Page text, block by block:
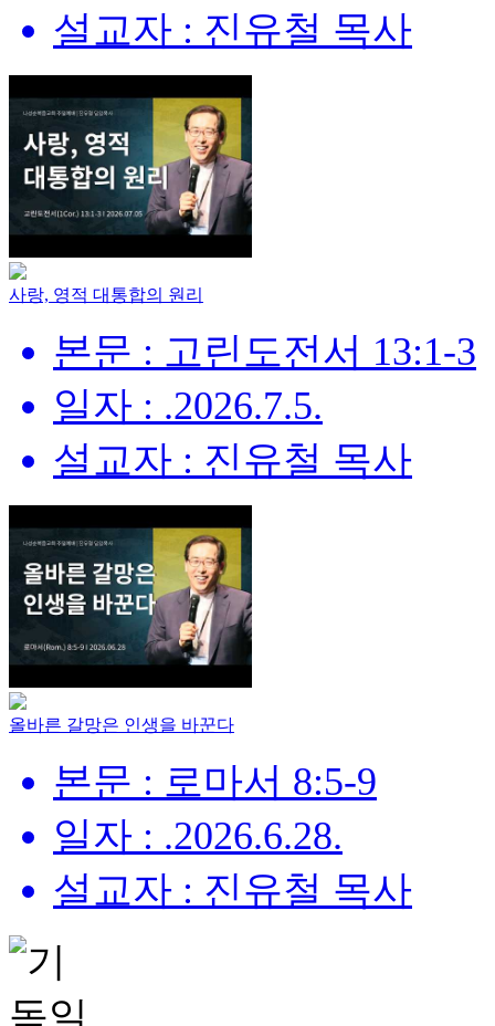
설교자 : 진유철 목사
사랑, 영적 대통합의 원리
본문 : 고린도전서 13:1-3
일자 : .2026.7.5.
설교자 : 진유철 목사
올바른 갈망은 인생을 바꾼다
본문 : 로마서 8:5-9
일자 : .2026.6.28.
설교자 : 진유철 목사